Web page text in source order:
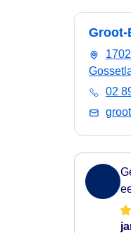
Groot-
02